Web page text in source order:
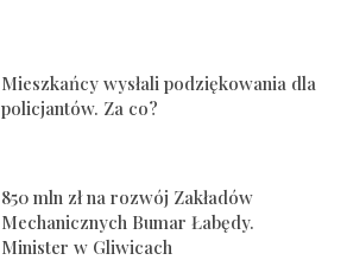
Mieszkańcy wysłali podziękowania dla
policjantów. Za co?
850 mln zł na rozwój Zakładów
Mechanicznych Bumar Łabędy.
Minister w Gliwicach